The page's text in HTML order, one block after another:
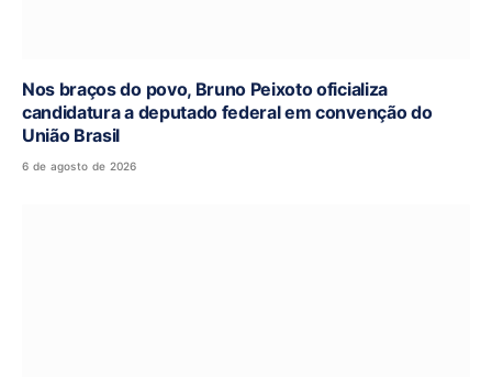
Nos braços do povo, Bruno Peixoto oficializa
candidatura a deputado federal em convenção do
União Brasil
6 de agosto de 2026